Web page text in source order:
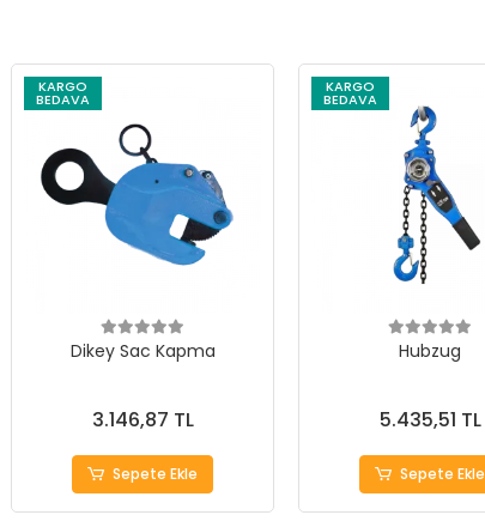
KARGO
BEDAVA
Dikey Sac Kapma
3.146,87 TL
Sepete Ekle
KARGO
BEDAVA
Hubzug
5.435,51 TL
Sepete Ekle